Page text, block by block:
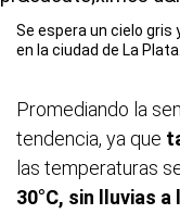
Se espera un cielo gris
en la ciudad de La Plata.
Promediando la
tendencia, ya que
las temperaturas
30°C, sin lluvias a